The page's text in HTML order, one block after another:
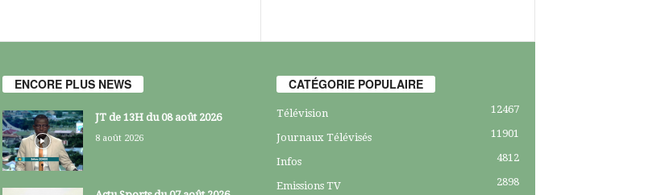
ENCORE PLUS NEWS
JT de 13H du 08 août 2026
8 août 2026
CATÉGORIE POPULAIRE
Télévision 12467
Journaux Télévisés 11901
Infos 4812
Emissions TV 2898